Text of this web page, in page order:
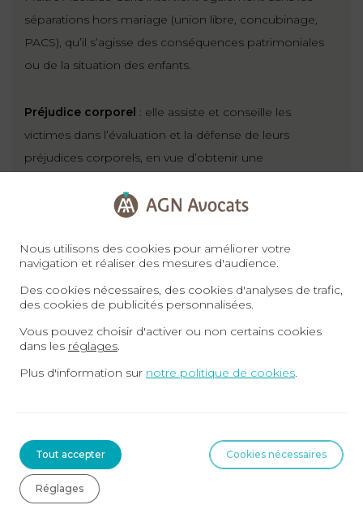
séparations hors mariage (union libre, concubinage,
PACS), qu’il s’agisse des conséquences patrimoniales
ou de la situation des enfants.
Préjudice corporel : elle assiste et conseille les
victimes dans l’évaluation et la défense de leurs
préjudices corporels, en vue d’obtenir une
la route, d’agressions, de violences conjugales,
d’agressions sexuelles, de vols et de toute autre
infraction, qu’elles soient majeures ou mineures.
Elle assure un accompagnement complet, de la plainte
jusqu’à l’audience, incluant la réparation du préjudice
Droit pénal: Maître Adélaïde Curfs intervient à tous les
stades de la procédure, aussi bien aux côtés des
Nous utilisons des cookies pour améliorer votre
navigation et réaliser des mesures d'audience.
Des cookies nécessaires, des cookies d'analyses de trafic,
des cookies de publicités personnalisées.
Vous pouvez choisir d'activer ou non certains cookies
dans les réglages
Plus d'information sur notre politique de cookies
Tout accepter Cookies nécessaires
Réglages